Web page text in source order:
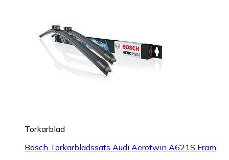
Torkarblad
Bosch Torkarbladssats Audi Aerotwin A621S Fram